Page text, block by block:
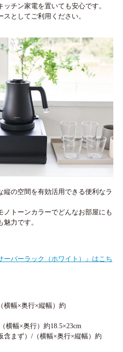
チン家電を置いても安心です。
としてご利用ください。
縦の空間を有効活用できる便利なラ
ノトーンカラーでどんなお部屋にも
力です。
バーラック（ホワイト）』はこち
横幅×奥行×縦幅）約
横幅×奥行）約18.5×23cm
ず）/（横幅×奥行×縦幅）約